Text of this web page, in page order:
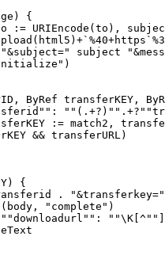
{
:= URIEncode(to),
subject
ByRef transferKEY,
:= match2,
&& transferURL)
{
.
"complete")